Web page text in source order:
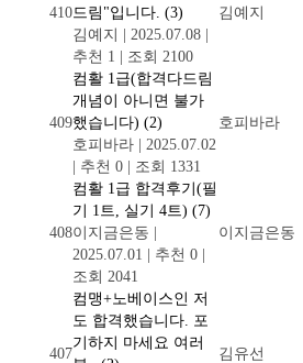
410드림"입니다. (3)
김예지 | 2025.07.08 |
추천 1 | 조회 2100
김예지
409
컴활 1급(합격다드림
개념이 아니면 불가
했습니다) (2)
호피바라 | 2025.07.02
| 추천 0 | 조회 1331
호피바라
408
컴활 1급 합격후기(필
기 1트, 실기 4트) (7)
이지금은동 |
2025.07.01 | 추천 0 |
조회 2041
이지금은동
407
컴맹+노베이스인 저
도 합격했습니다. 포
기하지 마세요 여러
김유선